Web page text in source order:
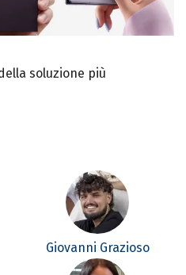
soluzione più
Giovanni Grazioso